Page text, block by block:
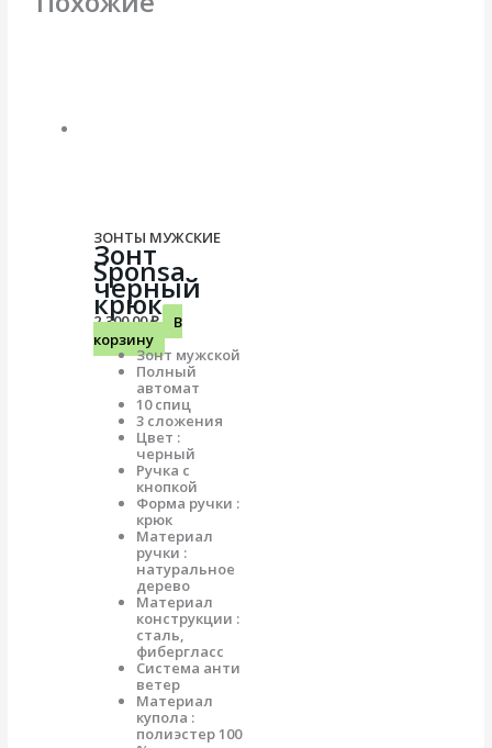
ЗОНТЫ МУЖСКИЕ
Зонт
Sponsa
черный
крюк
2,300.00₽
В
корзину
Зонт мужской
Полный
автомат
10 спиц
3 сложения
Цвет :
черный
Ручка с
кнопкой
Форма ручки :
крюк
Материал
ручки :
натуральное
дерево
Материал
конструкции :
сталь,
фибергласс
Система анти
ветер
Материал
купола :
полиэстер 100